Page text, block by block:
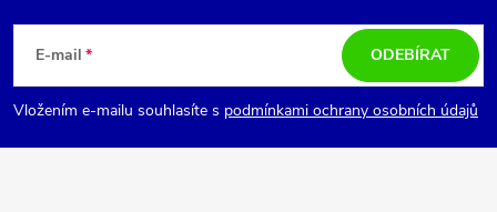
p
a
E-mail
Vložením e-mailu souhlasíte s podmínkami ochrany osobních údajů
ODEBÍRAT